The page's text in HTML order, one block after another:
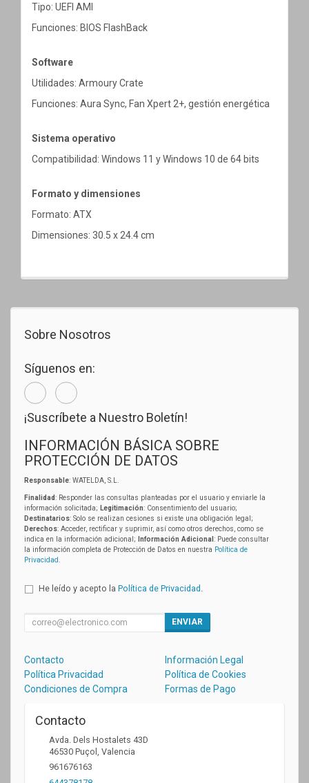
Tipo: UEFI AMI
Funciones: BIOS FlashBack
Software
Utilidades: Armoury Crate
Funciones: Aura Sync, Fan Xpert 2+, gestión energética
Sistema operativo
Compatibilidad: Windows 11 y Windows 10 de 64 bits
Formato y dimensiones
Formato: ATX
Dimensiones: 30.5 x 24.4 cm
Sobre Nosotros
Síguenos en:
¡Suscríbete a Nuestro Boletín!
INFORMACIÓN BÁSICA SOBRE
PROTECCIÓN DE DATOS
Responsable: WATELDA, S.L.
Finalidad: Responder las consultas planteadas por el usuario y enviarle la
información solicitada; Legitimación: Consentimiento del usuario;
Destinatarios: Solo se realizan cesiones si existe una obligación legal;
Derechos: Acceder, rectificar y suprimir, así como otros derechos, como se
indica en la información adicional;
Información Adicional : Puede consultar
la información completa de Protección de Datos en nuestra Política de
Privacidad
He leído y acepto la Política de Privacidad
ENVIAR
Contacto
Información Legal
Política Privacidad
Política de Cookies
Condiciones de Compra
Formas de Pago
Contacto
Avda. Dels Hostalets 43D
46530 Puçol Valencia
961676163